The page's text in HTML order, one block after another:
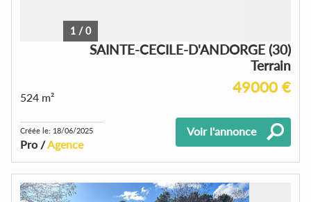
1 /0
SAINTE-CECILE-D'ANDORGE (30)
Terrain
49000 €
524 m²
Créée le: 18/06/2025
Pro /Agence
Voir l'annonce